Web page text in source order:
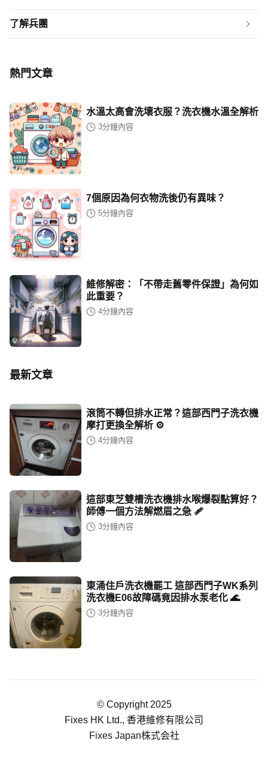
了解兵團
熱門文章
水溫太高會洗壞衣服？洗衣機水溫全解析
3分鐘內容
7個原因為何衣物洗後仍有異味？
5分鐘內容
維修解密：「不帶走舊零件保證」為何如
此重要？
4分鐘內容
最新文章
滾筒不轉但排水正常？這部西門子洗衣機
摩打更換全解析 ⚙️
4分鐘內容
這部東芝雙槽洗衣機排水喉爆裂點算好？
師傅一個方法解燃眉之急 🩹
3分鐘內容
東涌住戶洗衣機罷工 這部西門子WK系列
洗衣機E06故障碼竟因排水泵老化 🌊
3分鐘內容
© Copyright 2025
Fixes HK Ltd., 香港維修有限公司
Fixes Japan株式会社